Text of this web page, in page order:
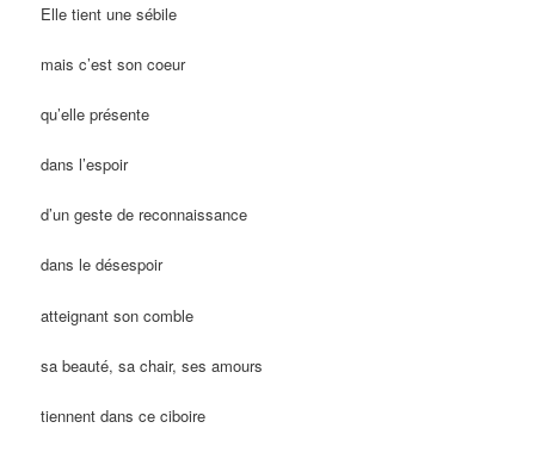
Elle tient une sébile
mais c’est son coeur
qu’elle présente
dans l’espoir
d’un geste de reconnaissance
dansle désespoir
atteignant son comble
sa beauté, sa chair, ses amours
tiennent dans ce ciboire